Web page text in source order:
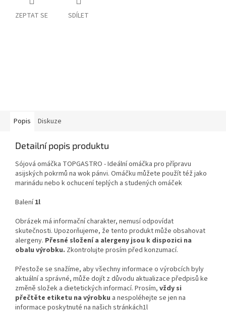
ZEPTAT SE SDÍLET
Popis Diskuze
Detailní popis produktu
Sójová omáčka TOPGASTRO -Ideální omáčka pro přípravu
asijských pokrmů na wok pánvi. Omáčku můžete použít též jako
marinádu nebo k ochucení teplých a studených omáček
Balení 1l
Obrázek má informační charakter, nemusí odpovídat
skutečnosti. Upozorňujeme, že tento produkt může obsahovat
alergeny. Přesné složení a alergeny jsou k dispozici na
obalu výrobku. Zkontrolujte prosím před konzumací.
Přestože se snažíme, aby všechny informace o výrobcích byly
aktuální a správné, může dojít z důvodu aktualizace předpisů ke
změně složek a dietetických informací. Prosím, vždy si
přečtěte etiketu na výrobku a nespoléhejte se jen na
informace poskytnuté na našich stránkách1l